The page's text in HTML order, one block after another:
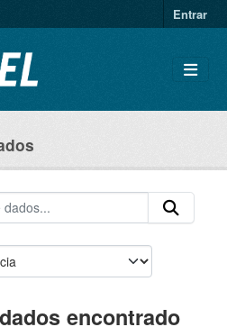
Entrar
encontrado